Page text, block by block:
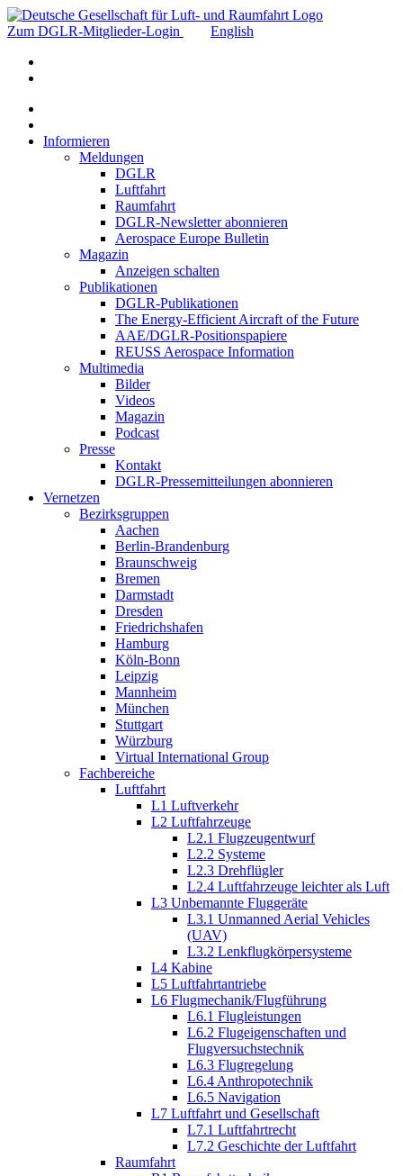
Zum DGLR-Mitglieder-Login English
Informieren
Meldungen
DGLR
Luftfahrt
Raumfahrt
DGLR-Newsletter abonnieren
Aerospace Europe Bulletin
Magazin
Anzeigen schalten
Publikationen
DGLR-Publikationen
The Energy-Efficient Aircraft of the Future
AAE/DGLR-Positionspapiere
REUSS Aerospace Information
Multimedia
Bilder
Videos
Magazin
Podcast
Presse
Kontakt
DGLR-Pressemitteilungen abonnieren
Vernetzen
Bezirksgruppen
Aachen
Berlin-Brandenburg
Braunschweig
Bremen
Darmstadt
Dresden
Friedrichshafen
Hamburg
Köln-Bonn
Leipzig
Mannheim
München
Stuttgart
Würzburg
Virtual International Group
Fachbereiche
Luftfahrt
L1 Luftverkehr
L2 Luftfahrzeuge
L2.1 Flugzeugentwurf
L2.2 Systeme
L2.3 Drehflügler
L2.4 Luftfahrzeuge leichter als Luft
L3 Unbemannte Fluggeräte
L3.1 Unmanned Aerial Vehicles
(UAV)
L3.2 Lenkflugkörpersysteme
L4 Kabine
L5 Luftfahrtantriebe
L6 Flugmechanik/Flugführung
L6.1 Flugleistungen
L6.2 Flugeigenschaften und
Flugversuchstechnik
L6.3 Flugregelung
L6.4 Anthropotechnik
L6.5 Navigation
L7 Luftfahrt und Gesellschaft
L7.1 Luftfahrtrecht
L7.2 Geschichte der Luftfahrt
Raumfahrt